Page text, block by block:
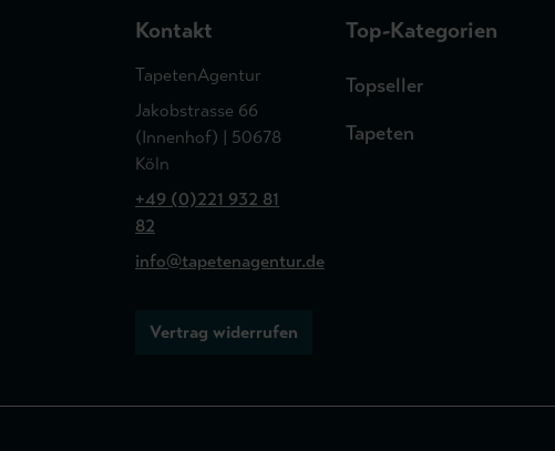
Kontakt
TapetenAgentur
Jakobstrasse 66
(Innenhof) | 50678
Köln
+49 (0)221 932 81
82
info@tapetenagentur.de
Vertrag widerrufen
Top-Kategorien
Topseller
Tapeten